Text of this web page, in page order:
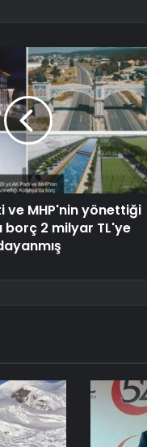
ve MHP'nin yönettiği
2 milyar TL'ye